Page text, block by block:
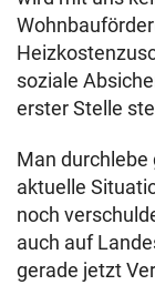
soziale
erster Stelle
Man durchlebe
aktuelle
noch
auch auf
gerade jetzt